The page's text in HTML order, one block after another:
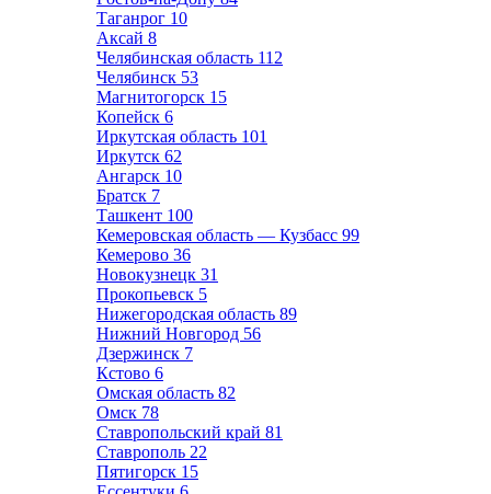
Таганрог 10
Аксай 8
Челябинская область 112
Челябинск 53
Магнитогорск 15
Копейск 6
Иркутская область 101
Иркутск 62
Ангарск 10
Братск 7
Ташкент 100
Кемеровская область — Кузбасс 99
Кемерово 36
Новокузнецк 31
Прокопьевск 5
Нижегородская область 89
Нижний Новгород 56
Дзержинск 7
Кстово 6
Омская область 82
Омск 78
Ставропольский край 81
Ставрополь 22
Пятигорск 15